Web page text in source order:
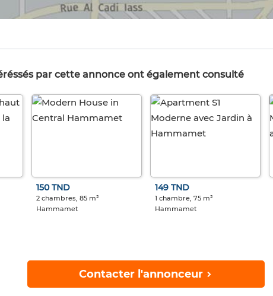
par cette annonce ont également consulté
150 TND
2 chambres, 85 m²
Hammamet
149 TND
1 chambre, 75 m²
Hammamet
Contacter l'annonceur